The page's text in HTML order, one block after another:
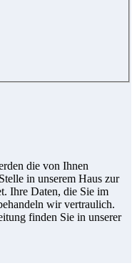
die von Ihnen
in unserem Haus zur
Ihre Daten, die Sie im
wir vertraulich.
finden Sie in unserer